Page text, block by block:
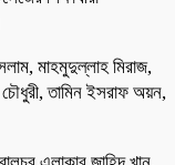
মাহমুদুল্লাহ মিরাজ,
চৌধুরী, তামিন ইসরাফ অয়ন,